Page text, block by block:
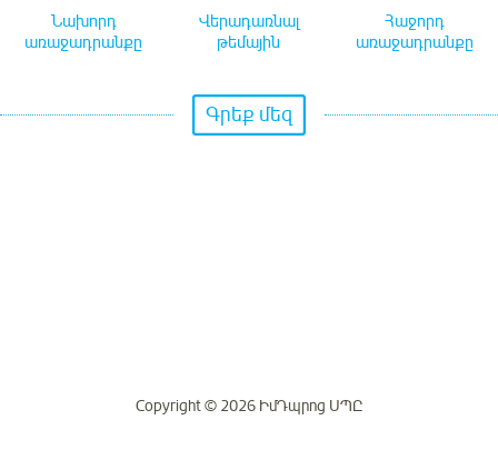
Նախորդ
առաջադրանքը
Վերադառնալ
թեմային
Հաջորդ
առաջադրանքը
Գրեք մեզ
Copyright © 2026 ԻմԴպրոց ՍՊԸ